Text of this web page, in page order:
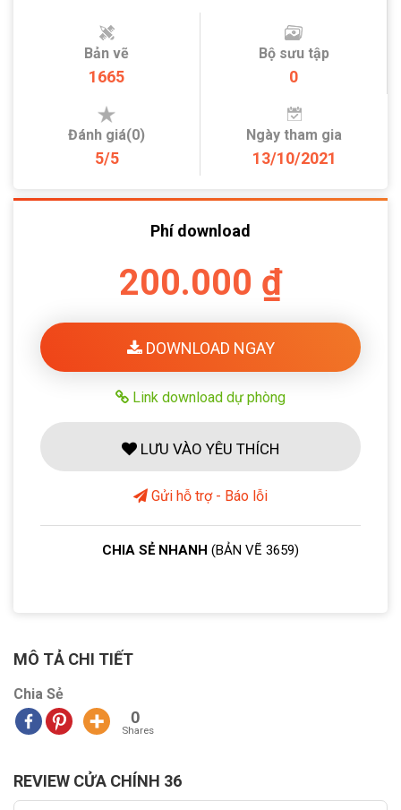
Bản vẽ
1665
Bộ sưu tập
0
Đánh giá(0)
5/5
Ngày tham gia
13/10/2021
Phí download
200.000 ₫
DOWNLOAD NGAY
Link download dự phòng
LƯU VÀO YÊU THÍCH
Gửi hỗ trợ - Báo lỗi
CHIA SẺ NHANH (BẢN VẼ 3659)
MÔ TẢ CHI TIẾT
Chia Sẻ
0
Shares
REVIEW CỬA CHÍNH 36